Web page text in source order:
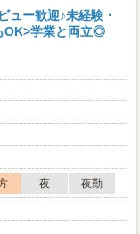
ュー歓迎♪未経験・
OK>学業と両立◎
夜
夜勤